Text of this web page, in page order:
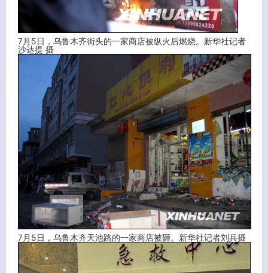
7月5日，乌鲁木齐街头的一家商店被纵火后燃烧。新华社记者
沙达提 摄
7月5日，乌鲁木齐天池路的一家商店被砸。新华社记者刘兵摄
客服小美